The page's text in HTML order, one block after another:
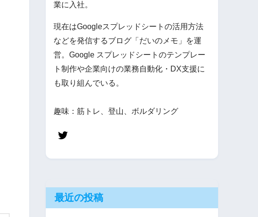
業に入社。
現在はGoogleスプレッドシートの活用方法
などを発信するブログ「だいのメモ」を運
営。Google スプレッドシートのテンプレー
ト制作や企業向けの業務自動化・DX支援に
も取り組んでいる。
趣味：筋トレ、登山、ボルダリング
最近の投稿